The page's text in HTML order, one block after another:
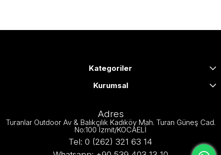
Kategoriler
Kurumsal
Adres
Turanlar Outdoor Av & Balıkçılık Kadıköy Mah. Turan Güneş Cad.
No:100 İzmit/KOCAELİ
Tel: 0 (262) 321 63 14